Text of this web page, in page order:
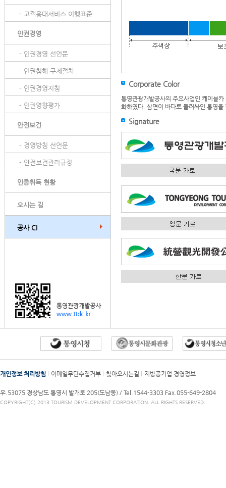
- 고객응대서비스 이행표준
인권경영
- 인권경영 선언문
- 인권침해 구제절차
- 인권경영지침
- 인권영향평가
안전보건
- 경영방침 선언문
- 안전보건관리규정
인증취득 현황
오시는 길
공사 CI
Corporate Color
통영관광개발공사의 주요사업인 케이블
화하였다. 삼면이 바다로 둘러싸인 통영
Signature
개인정보 처리방침 이메일무단수집거부 찾아오시는길 지방공기업 경영정보
우.53075 경상남도 통영시 발개로 205(도남동) / Tel.1544-3303 Fax.055-649-2804
COPYRIGHT(C) 2013 TOURISM DEVELOPMENT CORPORATION. ALL RIGHTS RESERVED.